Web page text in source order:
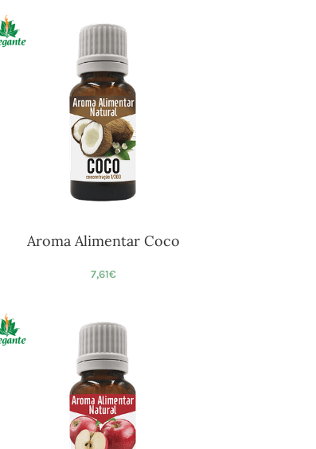
Aroma Alimentar Coco
7,61€